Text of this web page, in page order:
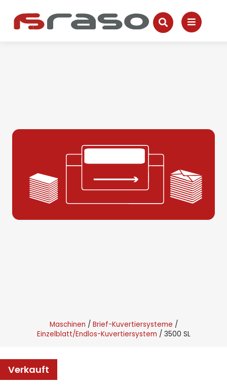
Maschinen
Brief-Kuvertiersysteme
Einzelblatt/Endlos-Kuvertiersystem
3500 SL
Verkauft